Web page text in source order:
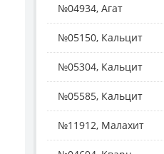
№04934, Агат
№05150, Кальцит
№05304, Кальцит
№05585, Кальцит
№11912, Малахит